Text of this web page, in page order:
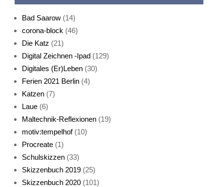
KatzenFenster
HerbstKatze 2
Bad Saarow (14)
corona-block (46)
Die Katz (21)
Digital Zeichnen -Ipad (129)
Digitales (Er)Leben (30)
Ferien 2021 Berlin (4)
Katzen (7)
Laue (6)
Maltechnik-Reflexionen (19)
motiv:tempelhof(10)
Procreate (1)
Schulskizzen (33)
Skizzenbuch 2019 (25)
Skizzenbuch 2020 (101)